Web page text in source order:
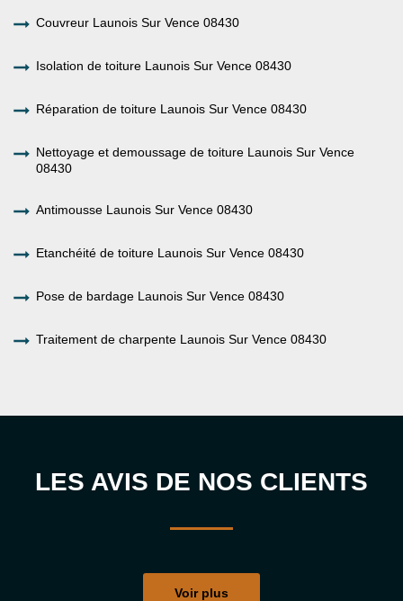
Couvreur Launois Sur Vence 08430
Isolation de toiture Launois Sur Vence 08430
Réparation de toiture Launois Sur Vence 08430
Nettoyage et demoussage de toiture Launois Sur Vence
08430
Antimousse Launois Sur Vence 08430
Etanchéité de toiture Launois Sur Vence 08430
Pose de bardage Launois Sur Vence 08430
Traitement de charpente Launois Sur Vence 08430
LES AVIS DE NOS CLIENTS
Voir plus